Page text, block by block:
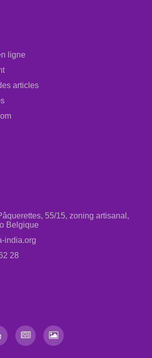
ligne
articles
55/15, zoning artisanal,
Belgique
india.org
28